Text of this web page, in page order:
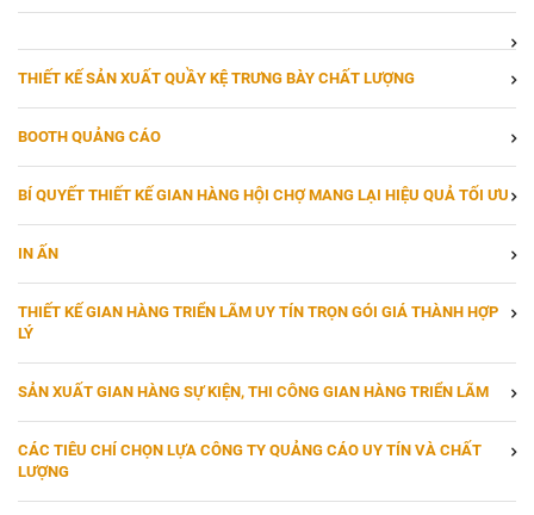
THIẾT KẾ SẢN XUẤT QUẦY KỆ TRƯNG BÀY CHẤT LƯỢNG
BOOTH QUẢNG CÁO
BÍ QUYẾT THIẾT KẾ GIAN HÀNG HỘI CHỢ MANG LẠI HIỆU QUẢ TỐI ƯU
IN ẤN
THIẾT KẾ GIAN HÀNG TRIỂN LÃM UY TÍN TRỌN GÓI GIÁ THÀNH HỢP
LÝ
SẢN XUẤT GIAN HÀNG SỰ KIỆN, THI CÔNG GIAN HÀNG TRIỂN LÃM
CÁC TIÊU CHÍ CHỌN LỰA CÔNG TY QUẢNG CÁO UY TÍN VÀ CHẤT
LƯỢNG